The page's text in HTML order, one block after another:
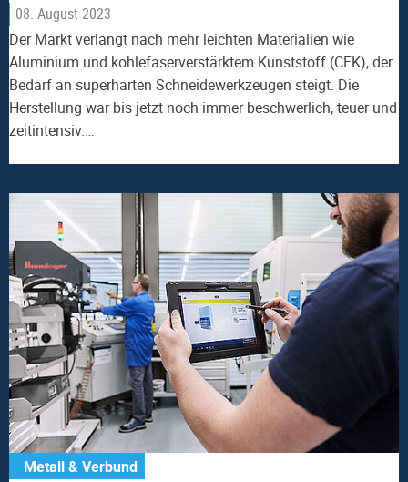
08. August 2023
Der Markt verlangt nach mehr leichten Materialien wie
Aluminium und kohlefaserverstärktem Kunststoff (CFK), der
Bedarf an superharten Schneidewerkzeugen steigt. Die
Herstellung war bis jetzt noch immer beschwerlich, teuer und
zeitintensiv.…
Metall & Verbund